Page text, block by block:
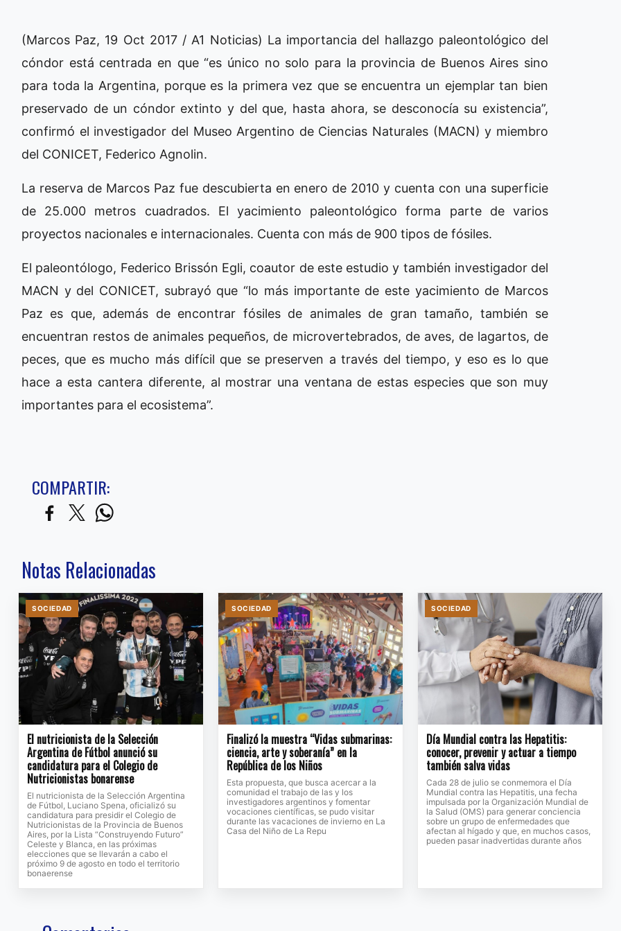
(Marcos Paz, 19 Oct 2017 / A1 Noticias) La importancia del hallazgo paleontológico del
cóndor está centrada en que “es único no solo para la provincia de Buenos Aires sino
para toda la Argentina, porque es la primera vez que se encuentra un ejemplar tan bien
preservado de un cóndor extinto y del que, hasta ahora, se desconocía su existencia”,
confirmó el investigador del Museo Argentino de Ciencias Naturales (MACN) y miembro
del CONICET, Federico Agnolin.
La reserva de Marcos Paz fue descubierta en enero de 2010 y cuenta con una superficie
de 25.000 metros cuadrados. El yacimiento paleontológico forma parte de varios
proyectos nacionales e internacionales. Cuenta con más de 900 tipos de fósiles.
El paleontólogo, Federico Brissón Egli, coautor de este estudio y también investigador del
MACN y del CONICET, subrayó que “lo más importante de este yacimiento de Marcos
Paz es que, además de encontrar fósiles de animales de gran tamaño, también se
encuentran restos de animales pequeños, de microvertebrados, de aves, de lagartos, de
peces, que es mucho más difícil que se preserven a través del tiempo, y eso es lo que
hace a esta cantera diferente, al mostrar una ventana de estas especies que son muy
importantes para el ecosistema”.
COMPARTIR:
Notas Relacionadas
SOCIEDAD
El nutricionista de la Selección
Argentina de Fútbol anunció su
candidatura para el Colegio de
Nutricionistas bonarense
El nutricionista de la Selección Argentina
de Fútbol, Luciano Spena, oficializó su
candidatura para presidir el Colegio de
Nutricionistas de la Provincia de Buenos
Aires, por la Lista “Construyendo Futuro”
Celeste y Blanca, en las próximas
elecciones que se llevarán a cabo el
próximo 9 de agosto en todo el territorio
bonaerense
SOCIEDAD
Finalizó la muestra “Vidas submarinas:
ciencia, arte y soberanía” en la
República de los Niños
Esta propuesta, que busca acercar a la
comunidad el trabajo de las y los
investigadores argentinos y fomentar
vocaciones científicas, se pudo visitar
durante las vacaciones de invierno en La
Casa del Niño de La Repu
SOCIEDAD
Día Mundial contra las Hepatitis:
conocer, prevenir y actuar a tiempo
también salva vidas
Cada 28 de julio se conmemora el Día
Mundial contra las Hepatitis, una fecha
impulsada por la Organización Mundial de
la Salud (OMS) para generar conciencia
sobre un grupo de enfermedades que
afectan al hígado y que, en muchos casos,
pueden pasar inadvertidas durante años